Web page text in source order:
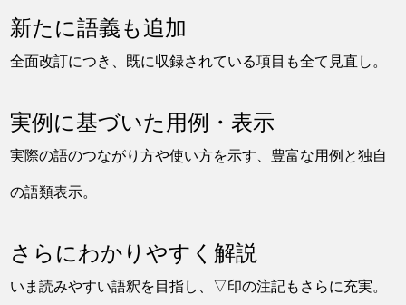
新たに語義も追加
全面改訂につき、既に収録されている項目も全て見直し。
実例に基づいた用例・表示
実際の語のつながり方や使い方を示す、豊富な用例と独自
の語類表示。
さらにわかりやすく解説
いま読みやすい語釈を目指し、▽印の注記もさらに充実。